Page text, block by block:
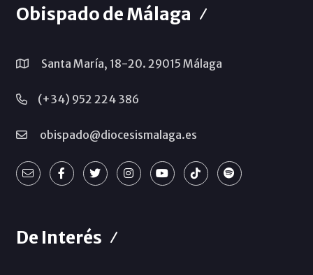
Obispado de Málaga
Santa María, 18-20. 29015 Málaga
(+34) 952 224 386
obispado@diocesismalaga.es
De Interés